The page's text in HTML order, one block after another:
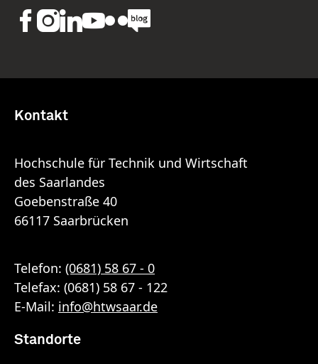
Kontakt
Hochschule für Technik und Wirtschaft
des Saarlandes
Goebenstraße 40
66117 Saarbrücken
Telefon: (0681) 58 67 - 0
Telefax: (0681) 58 67 - 122
E-Mail: info@htwsaar.de
Standorte